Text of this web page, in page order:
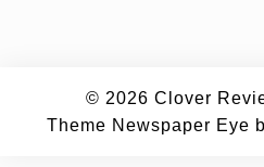
© 2026 Clover
Theme Newspaper Eye